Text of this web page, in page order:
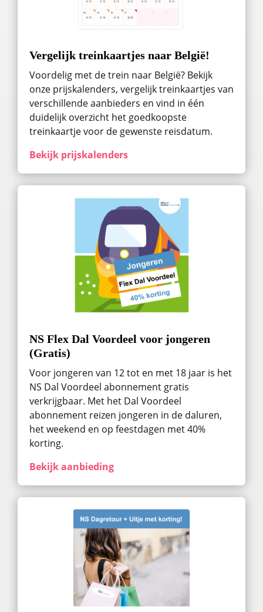
Vergelijk treinkaartjes naar België!
Voordelig met de trein naar België? Bekijk
onze prijskalenders, vergelijk treinkaartjes van
verschillende aanbieders en vind in één
duidelijk overzicht het goedkoopste
treinkaartje voor de gewenste reisdatum.
Bekijk prijskalenders
NS Flex Dal Voordeel voor jongeren
(Gratis)
Voor jongeren van 12 tot en met 18 jaar is het
NS Dal Voordeel abonnement gratis
verkrijgbaar. Met het Dal Voordeel
abonnement reizen jongeren in de daluren,
het weekend en op feestdagen met 40%
korting.
Bekijk aanbieding